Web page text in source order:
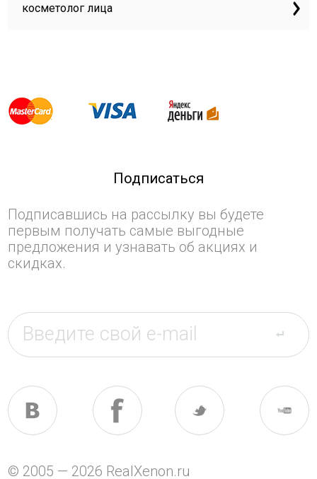
косметолог лица
Подписаться
Подписавшись на рассылку вы будете
первым получать самые выгодные
предложения и узнавать об акциях и
скидках.
© 2005 — 2026 RealXenon.ru